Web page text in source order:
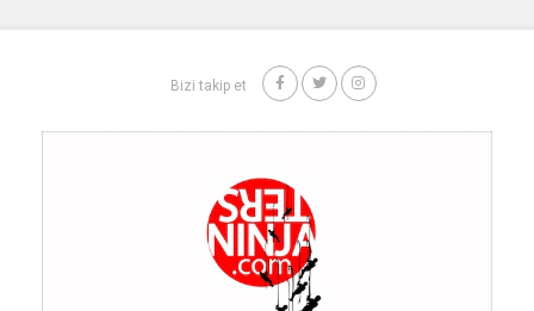
Bizi takip et